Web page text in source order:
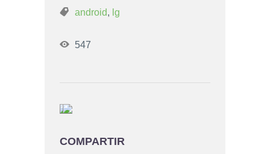
android, lg
547
COMPARTIR